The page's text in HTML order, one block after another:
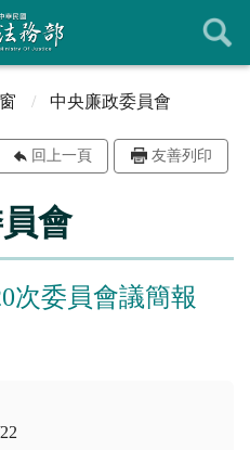
中央廉政委員會
回上一頁 友善列印
會
次委員會議簡報